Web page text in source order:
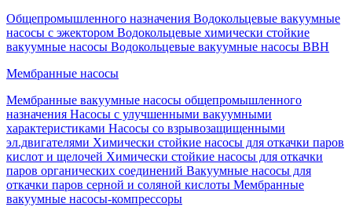
Общепромышленного назначения Водокольцевые вакуумные
насосы с эжектором Водокольцевые химически стойкие
вакуумные насосы Водокольцевые вакуумные насосы ВВН
Мембранные насосы
Мембранные вакуумные насосы общепромышленного
назначения Насосы с улучшенными вакуумными
характеристиками Насосы со взрывозащищенными
эл.двигателями Химически стойкие насосы для откачки паров
кислот и щелочей Химически стойкие насосы для откачки
паров органических соединений Вакуумные насосы для
откачки паров серной и соляной кислоты Мембранные
вакуумные насосы-компрессоры